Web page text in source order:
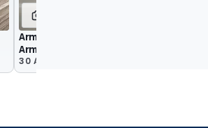
Armored Lucid Air Sapphire, U.S.
Armor Group
30 Ağu 2024